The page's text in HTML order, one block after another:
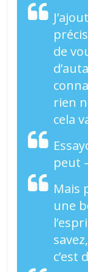
de
rien
cela
peut
Mais
une
c’est